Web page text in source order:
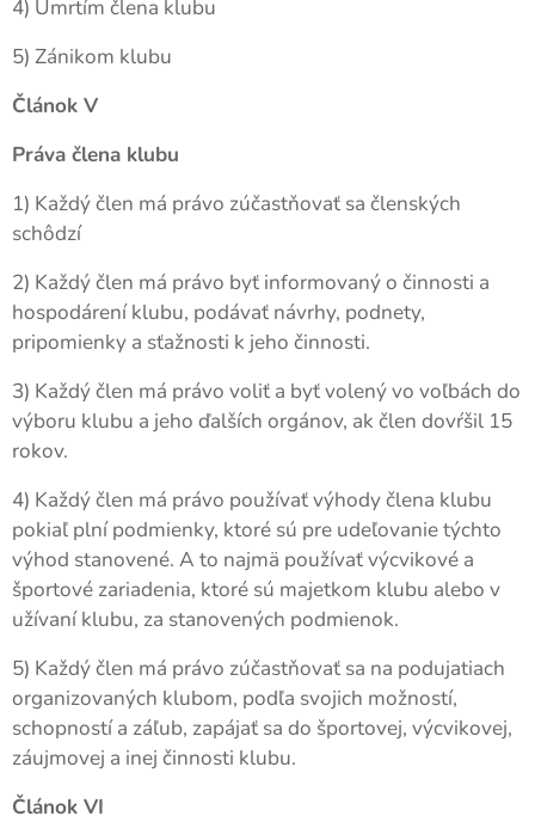
4) Úmrtím člena klubu
5) Zánikom klubu
Článok V
Práva člena klubu
1) Každý člen má právo zúčastňovať sa členských
schôdzí
2) Každý člen má právo byť informovaný o činnosti a
hospodárení klubu, podávať návrhy, podnety,
pripomienky a sťažnosti k jeho činnosti.
3) Každý člen má právo voliť a byť volený vo voľbách do
výboru klubu a jeho ďalších orgánov, ak člen dovŕšil 15
rokov.
4) Každý člen má právo používať výhody člena klubu
pokiaľ plní podmienky, ktoré sú pre udeľovanie týchto
výhod stanovené. A to najmä používať výcvikové a
športové zariadenia, ktoré sú majetkom klubu alebo v
užívaní klubu, za stanovených podmienok.
5) Každý člen má právo zúčastňovať sa na podujatiach
organizovaných klubom, podľa svojich možností,
schopností a záľub, zapájať sa do športovej, výcvikovej,
záujmovej a inej činnosti klubu.
Článok VI